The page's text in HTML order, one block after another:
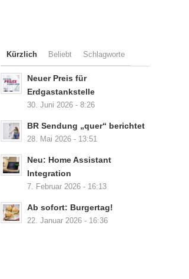
Kürzlich Beliebt Schlagworte
Neuer Preis für
Erdgastankstelle
30. Juni 2026 - 8:26
BR Sendung „quer“ berichtet
28. Mai 2026 - 13:51
Neu: Home Assistant
Integration
7. Februar 2026 - 16:13
Ab sofort: Burgertag!
22. Januar 2026 - 16:36